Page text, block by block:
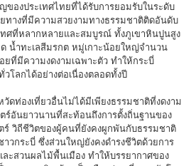
ของประเทศไทยที่ได้รับการยอมรับในระดับ
ทางที่มีความสวยงามทางธรรมชาติติดอันดับ
ทศที่หลากหลายและสมบูรณ์ ทั้งภูเขาหินปูนสูง
น้ำทะเลสีมรกต หมู่เกาะน้อยใหญ่จำนวน
ที่มีความงดงามเฉพาะตัว ทำให้กระบี่
โลกได้อย่างต่อเนื่องตลอดทั้งปี
ดท่องเที่ยวอื่นไม่ได้มีเพียงธรรมชาติที่งดงาม
ร์อันยาวนานที่สะท้อนถึงการตั้งถิ่นฐานของ
วิถีชีวิตของผู้คนที่ยังคงผูกพันกับธรรมชาติ
วกระบี่ ซึ่งส่วนใหญ่ยังคงดำรงชีวิตด้วยการ
ะสวนผลไม้พื้นเมือง ทำให้บรรยากาศของ